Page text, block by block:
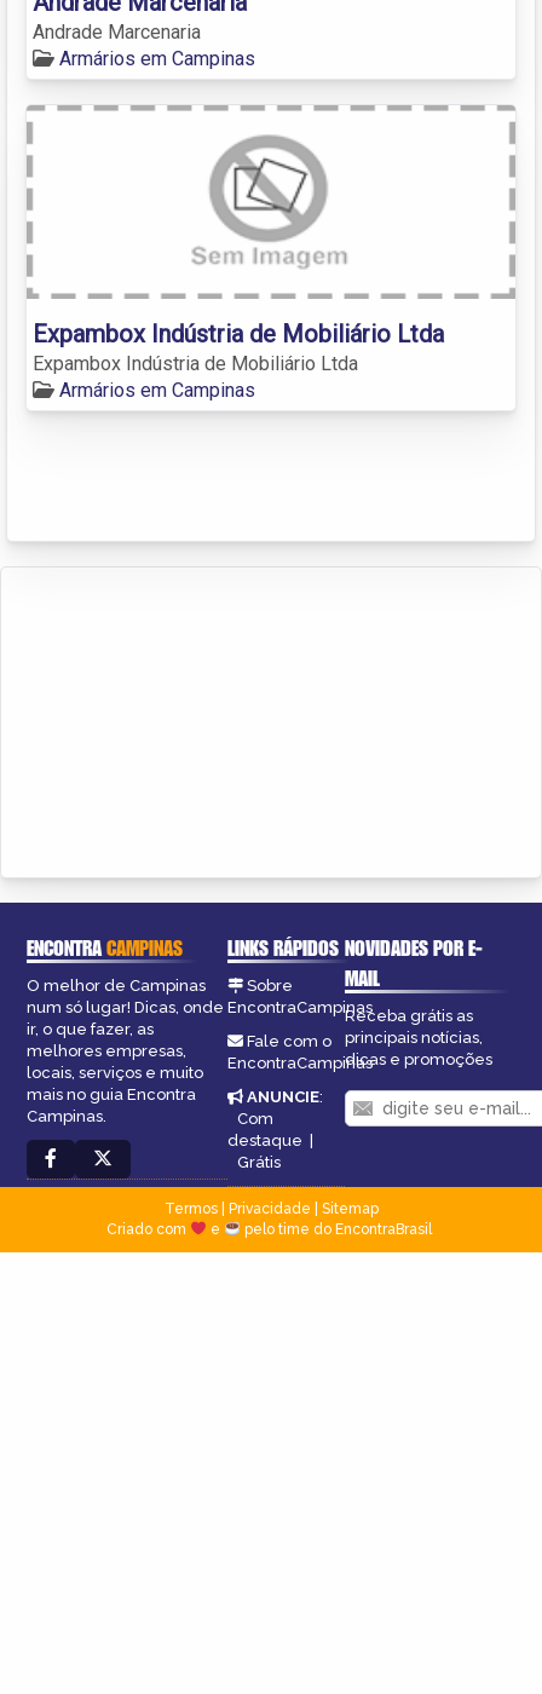
Andrade Marcenaria
Armários em Campinas
Expambox Indústria de Mobiliário Ltda
Expambox Indústria de Mobiliário Ltda
Armários em Campinas
ENCONTRACAMPINAS
O melhor de Campinas
num só lugar! Dicas, onde
ir, o que fazer, as
melhores empresas,
locais, serviços e muito
mais no guia Encontra
Campinas.
LINKS RÁPIDOS
Sobre
EncontraCampinas
Fale com o
EncontraCampinas
ANUNCIE:
Com
destaque |
Grátis
NOVIDADES POR E-
MAIL
Receba grátis as
principais notícias,
dicas e promoções
Termos| Privacidade
Sitemap
Criado com
e pelo time do EncontraBrasil